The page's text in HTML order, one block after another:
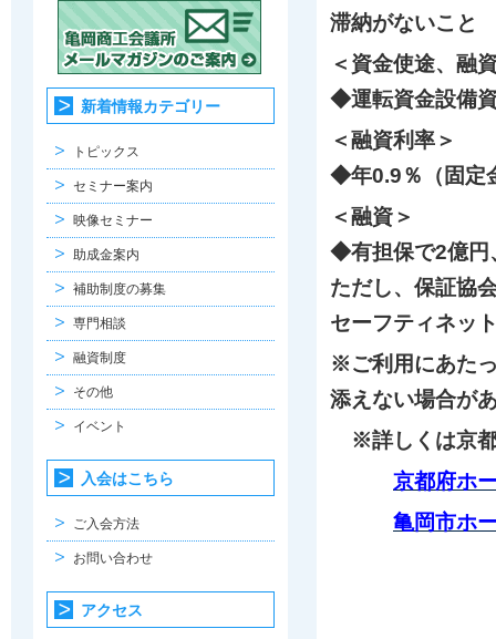
滞納がないこと
＜資金使途、融
◆運転資金設備
＜融資利率＞
◆年0.9％（固定
＜融資＞
◆有担保で2億円
ただし、保証協
セーフティネッ
※ご利用にあた
添えない場合が
※詳しくは京都
京都府ホ
亀岡市ホ
新着情報カテゴリー
トピックス
セミナー案内
映像セミナー
助成金案内
補助制度の募集
専門相談
融資制度
その他
イベント
入会はこちら
ご入会方法
お問い合わせ
アクセス